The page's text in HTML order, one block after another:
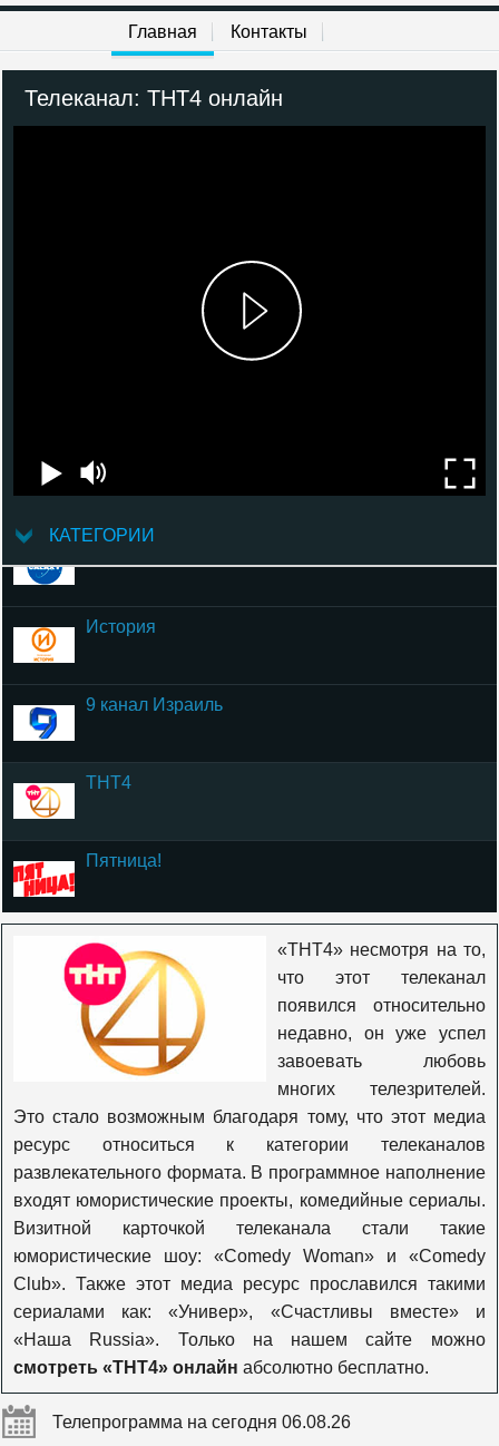
Главная Контакты
Телеканал: ТНТ4 онлайн
КАТЕГОРИИ
Загородная жизнь
Еда ТВ
История
9 канал Израиль
ТНТ4
Пятница!
Ю-ТВ
Сарафан
Кино ТВ
Cinema
Романтичное HD
«ТНТ4» несмотря на то,
что этот телеканал
появился относительно
недавно, он уже успел
завоевать любовь
многих телезрителей.
Это стало возможным благодаря тому, что этот медиа
ресурс относиться к категории телеканалов
развлекательного формата. В программное наполнение
входят юмористические проекты, комедийные сериалы.
Визитной карточкой телеканала стали такие
юмористические шоу: «Comedy Woman» и «Comedy
Club». Также этот медиа ресурс прославился такими
сериалами как: «Универ», «Счастливы вместе» и
«Наша Russia». Только на нашем сайте можно
смотреть «ТНТ4» онлайн абсолютно бесплатно.
Телепрограмма на сегодня 06.08.26